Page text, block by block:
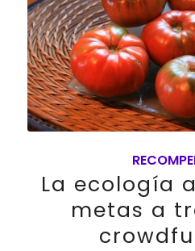
La ecología
metas a